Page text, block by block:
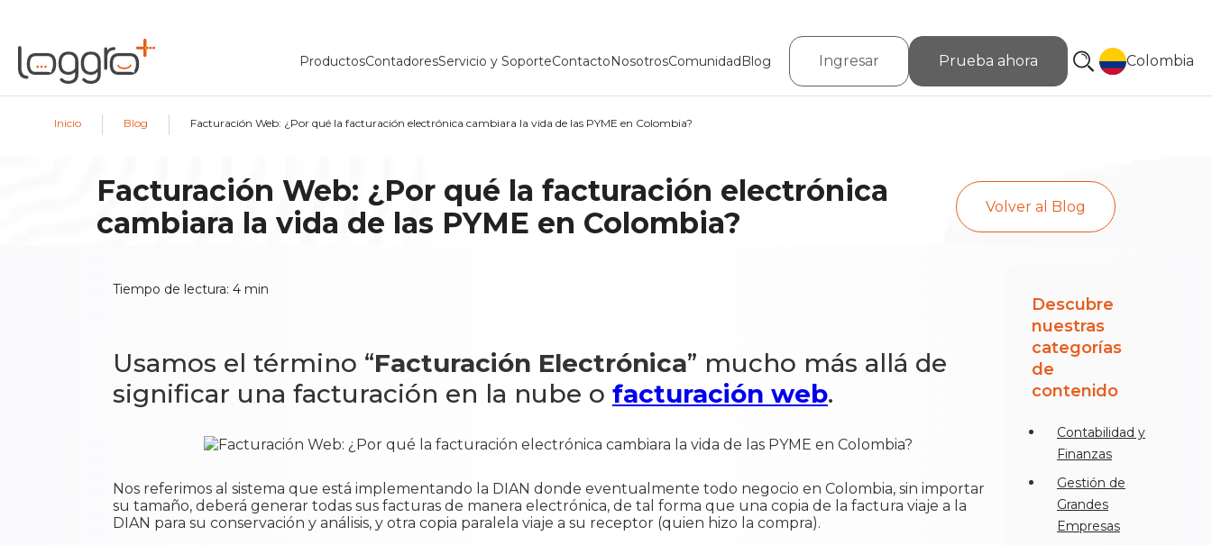
ProductosContadoresServicio y SoporteContactoNosotrosComunidadBlog Ingresar Prueba ahora Colombia
Inicio | Blog | Facturación Web: ¿Por qué la facturación electrónica cambiara la vida de las PYME en Colombia?
Facturación Web: ¿Por qué la facturación electrónica
cambiara la vida de las PYME en Colombia?
Volver al Blog
Tiempo de lectura: 4 min
Usamos el término “Facturación Electrónica” mucho más allá de
significar una facturación en la nube o facturación web.
Nos referimos al sistema que está implementando la DIAN donde eventualmente todo negocio en Colombia, sin importar
su tamaño, deberá generar todas sus facturas de manera electrónica, de tal forma que una copia de la factura viaje a la
DIAN para su conservación y análisis, y otra copia paralela viaje a su receptor (quien hizo la compra).
Descubre
nuestras
categorías
de
contenido
Contabilidad y
Finanzas
Gestión de
Grandes
Empresas